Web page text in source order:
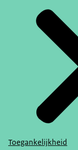
Toegankelijkheid